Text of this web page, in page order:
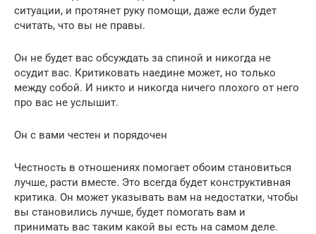
ситуации, и протянет руку помощи, даже если будет
считать, что вы не правы.
Он не будет вас обсуждать за спиной и никогда не
осудит вас. Критиковать наедине может, но только
между собой. И никто и никогда ничего плохого от него
про вас не услышит.
Он с вами честен и порядочен
Честность в отношениях помогает обоим становиться
лучше, расти вместе. Это всегда будет конструктивная
критика. Он может указывать вам на недостатки, чтобы
вы становились лучше, будет помогать вам и
принимать вас таким какой вы есть на самом деле.